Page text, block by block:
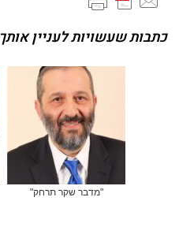
כתבות שעשויות לעניין אותך
"מדבר שקר תרחק"